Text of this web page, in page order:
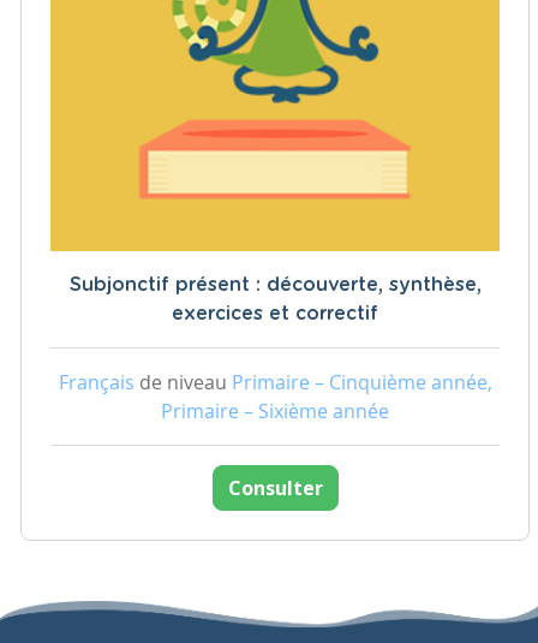
Subjonctif présent : découverte, synthèse,
exercices et correctif
Français de niveau Primaire – Cinquième année,
Primaire – Sixième année
Consulter